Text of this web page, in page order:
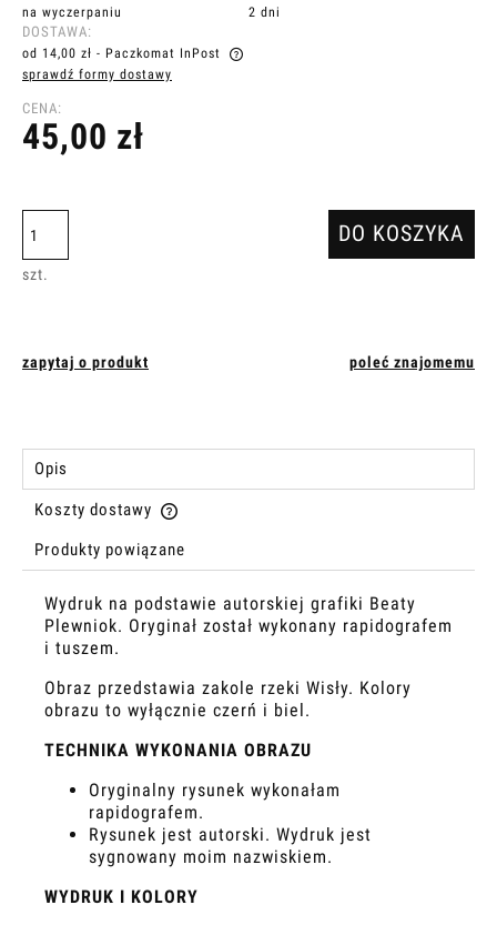
na wyczerpaniu 2 dni
DOSTAWA:
od 14,00 zł - Paczkomat InPost
Cena nie zawiera ewentualnych kosztów płatności
sprawdź formy dostawy
CENA:
45,00 zł
szt.
DO KOSZYKA
zapytaj o produkt poleć znajomemu
Opis
Koszty dostawy
Cena nie zawiera ewentualnych kosztów płatności
Produkty powiązane
Wydruk na podstawie autorskiej grafiki Beaty
Plewniok. Oryginał został wykonany rapidografem
i tuszem.
Obraz przedstawia zakole rzeki Wisły. Kolory
obrazu to wyłącznie czerń i biel.
TECHNIKA WYKONANIA OBRAZU
Oryginalny rysunek wykonałam
rapidografem.
Rysunek jest autorski. Wydruk jest
sygnowany moim nazwiskiem.
WYDRUK I KOLORY